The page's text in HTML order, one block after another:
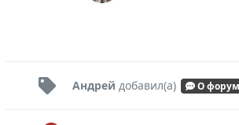
Андрей добавил(а) О